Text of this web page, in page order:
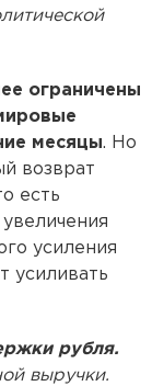
ограничены
месяцы. Но
возврат
есть
усиления
усиливать
рубля.
выручки.